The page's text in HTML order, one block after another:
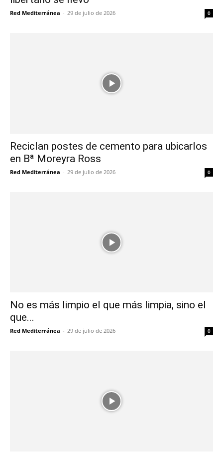
Red Mediterránea - 29 de julio de 2026 0
Reciclan postes de cemento para ubicarlos
en Bª Moreyra Ross
Red Mediterránea - 29 de julio de 2026 0
No es más limpio el que más limpia, sino el
que...
Red Mediterránea - 29 de julio de 2026 0